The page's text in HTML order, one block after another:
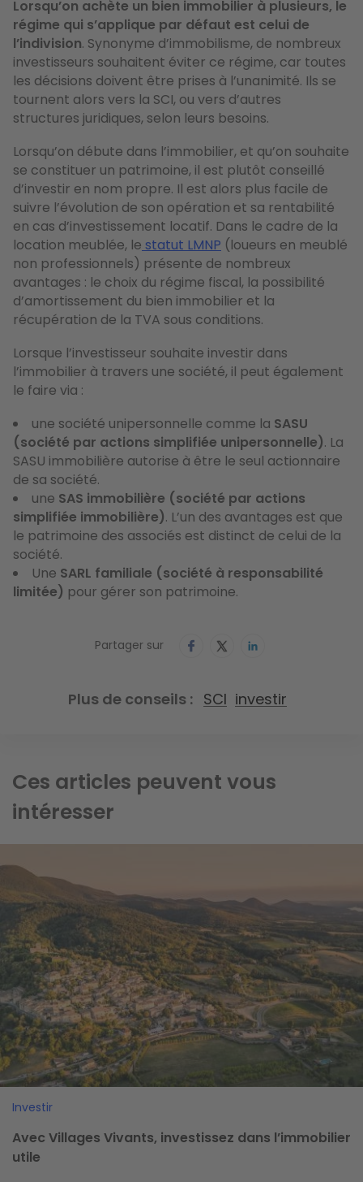
Lorsqu’on achète un bien immobilier à plusieurs, le
régime qui s’applique par défaut est celui de
l’indivision. Synonyme d’immobilisme, de nombreux
investisseurs souhaitent éviter ce régime, car toutes
les décisions doivent être prises à l’unanimité. Ils se
tournent alors vers la SCI, ou vers d’autres
structures juridiques, selon leurs besoins.
Lorsqu’on débute dans l’immobilier, et qu’on souhaite
se constituer un patrimoine, il est plutôt conseillé
d’investir en nom propre. Il est alors plus facile de
suivre l’évolution de son opération et sa rentabilité
en cas d’investissement locatif. Dans le cadre de la
location meublée, le statut LMNP (loueurs en meublé
non professionnels) présente de nombreux
avantages : le choix du régime fiscal, la possibilité
d’amortissement du bien immobilier et la
récupération de la TVA sous conditions.
Lorsque l’investisseur souhaite investir dans
l’immobilier à travers une société, il peut également
le faire via :
une société unipersonnelle comme la SASU
(société par actions simplifiée unipersonnelle). La
SASU immobilière autorise à être le seul actionnaire
de sa société.
une SAS immobilière (société par actions
simplifiée immobilière). L’un des avantages est que
le patrimoine des associés est distinct de celui de la
société.
Une SARL familiale (société à responsabilité
limitée) pour gérer son patrimoine.
Partager sur
Plus de conseils SCI investir
Ces articles peuvent vous
intéresser
Investir
Avec Villages Vivants, investissez dans l’immobilier
utile